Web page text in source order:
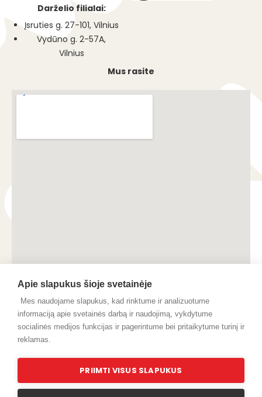
Darželio filialai:
Įsruties g. 27-101, Vilnius
Vydūno g. 2-57A,
Vilnius
Mus rasite
Apie slapukus šioje svetainėje
Mes naudojame slapukus, kad rinktume ir analizuotume
informaciją apie svetainės darbą ir naudojimą, vykdytume
socialinės medijos funkcijas ir pagerintume bei pritaikytume turinį ir
reklamas.
PRIIMTI VISUS SLAPUKUS